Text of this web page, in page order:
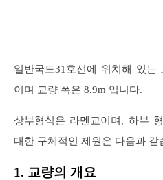
일반국도31호선에 위치해 있는
이며 교량 폭은 8.9m 입니다.
상부형식은 라멘교이며, 하부
대한 구체적인 제원은 다음과 같
1. 교량의 개요